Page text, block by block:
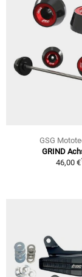
GSG
GRIND
46,00 €